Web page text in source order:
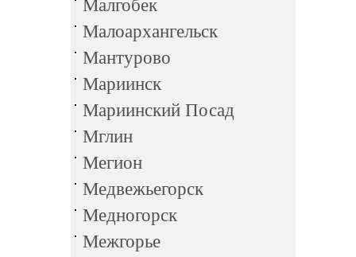
Малгобек
Малоархангельск
Мантурово
Мариинск
Мариинский Посад
Мглин
Мегион
Медвежьегорск
Медногорск
Межгорье